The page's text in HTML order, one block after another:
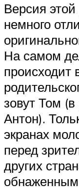
Версия
немного
На самом
происходит
зовут Том
Антон).
экранах
перед
других